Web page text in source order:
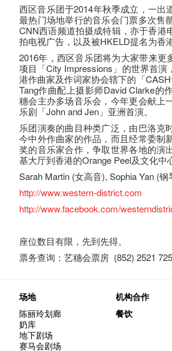
西区音乐团于2014年秋季成立，一出
最热门场地举行的音乐会门票多次售
CNN西语频道拍摄成特辑，亦于香港
拍电视广告，以及被HKELD提名为香
2016年，西区音乐团将为大家带来
项目「City Impressions」的世界首演
港作曲家及作词家协会辖下的「
Tang作曲配上摄影师David Clarke的
穗会主办多场音乐会，今年更会献上
乐剧「John and Jen」亚洲首演。
乐团演奏的曲目种类广泛，由巴洛克
今中外作曲家的作品，而且经常委制
奖的音乐家合作，争取世界各地的演
基大厅到香港的Orange Peel及文化中
Sarah Martin (女高音), Sophia Yan (
http://www.western-district.com
http://www.facebook.com/
座​位​数目​有​限​，先到先得。
票务查询：艺穗会票房 (852) 2521
场地
陈丽玲划廊
奶库
地下剧场
赛马会剧场
机构合作
餐饮